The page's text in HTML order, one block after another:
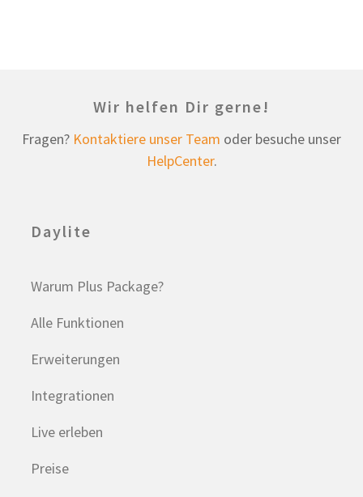
Wir helfen Dir gerne!
Fragen? Kontaktiere unser Team oder besuche unser
HelpCenter.
Daylite
Warum Plus Package?
Alle Funktionen
Erweiterungen
Integrationen
Live erleben
Preise